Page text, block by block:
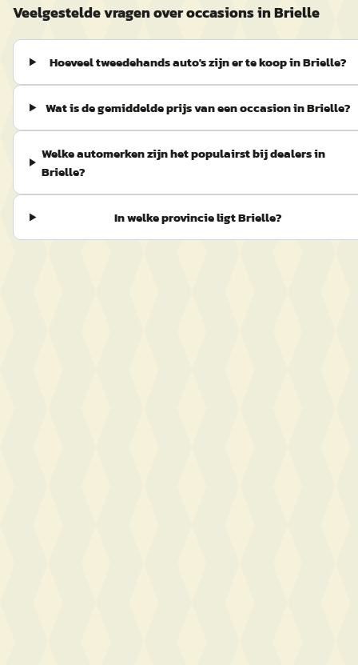
Veelgestelde vragen over occasions in Brielle
Hoeveel tweedehands auto's zijn er te koop in Brielle?
Wat is de gemiddelde prijs van een occasion in Brielle?
Welke automerken zijn het populairst bij dealers in
Brielle?
In welke provincie ligt Brielle?